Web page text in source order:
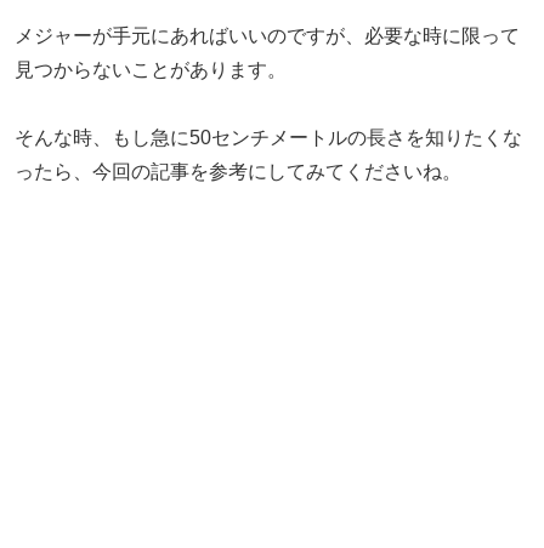
メジャーが手元にあればいいのですが、必要な時に限って
見つからないことがあります。
そんな時、もし急に50センチメートルの長さを知りたくな
ったら、今回の記事を参考にしてみてくださいね。